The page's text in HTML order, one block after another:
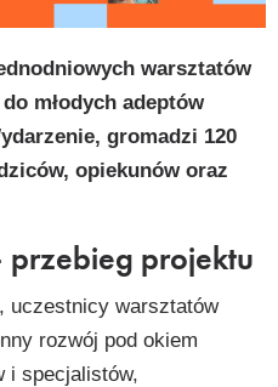
warsztatów
młodych adeptów
gromadzi 120
opiekunów oraz
przebieg projektu
uczestnicy warsztatów
rozwój pod okiem
i specjalistów,